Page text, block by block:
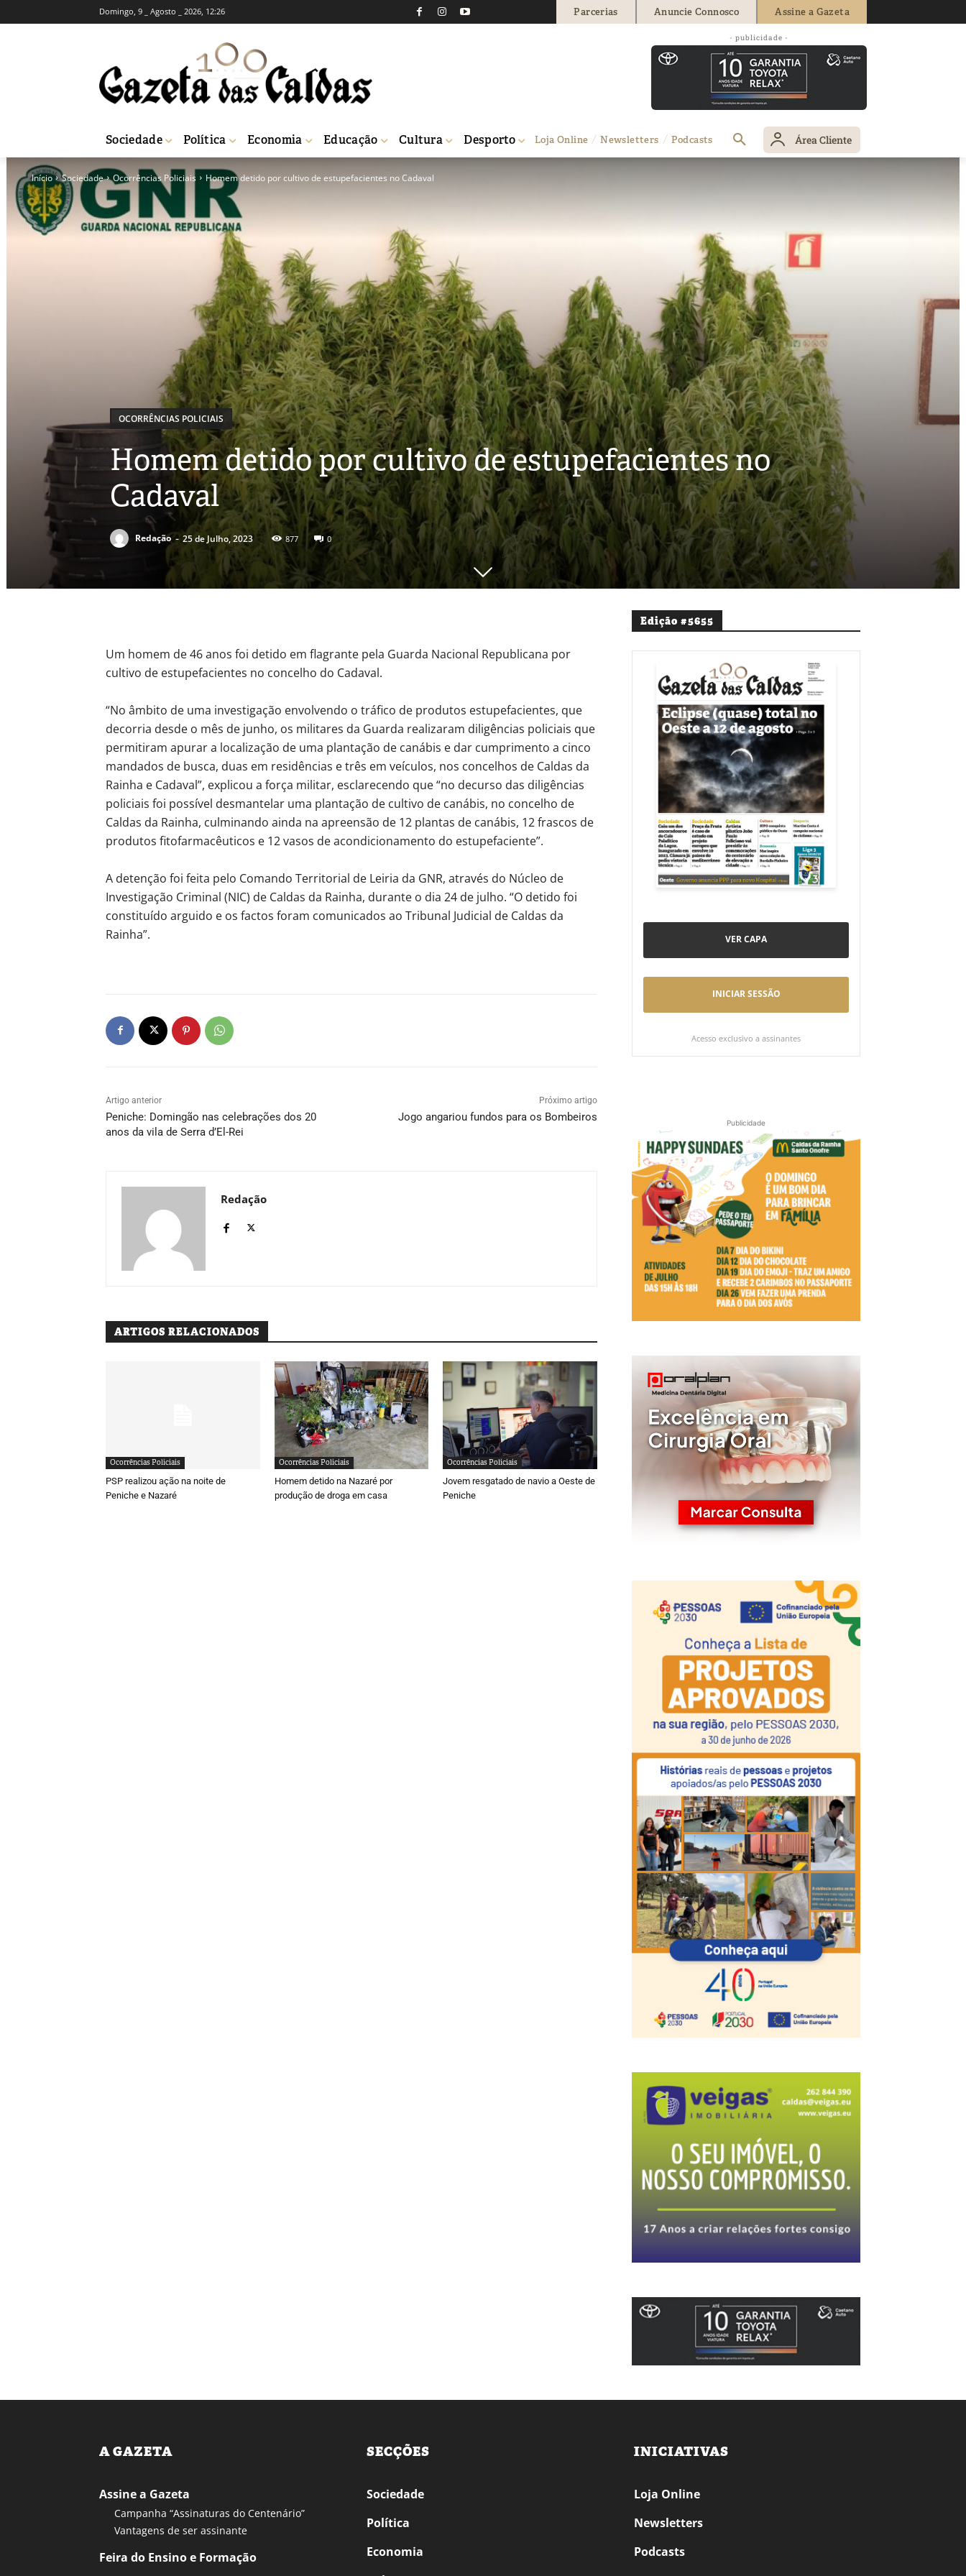
Domingo, 9 _ Agosto _ 2026, 12:26 Parcerias Anuncie Connosco Assine a Gazeta
- publicidade -
Sociedade Política Economia Educação Cultura Desporto Loja Online Newsletters Podcasts Área Cliente
Início Sociedade Ocorrências Policiais Homem detido por cultivo de estupefacientes no Cadaval
OCORRÊNCIAS POLICIAIS
Homem detido por cultivo de estupefacientes no
Cadaval
Redação - 25 de Julho, 2023 877 0
Um homem de 46 anos foi detido em flagrante pela Guarda Nacional Republicana por
cultivo de estupefacientes no concelho do Cadaval.
“No âmbito de uma investigação envolvendo o tráfico de produtos estupefacientes, que
decorria desde o mês de junho, os militares da Guarda realizaram diligências policiais que
permitiram apurar a localização de uma plantação de canábis e dar cumprimento a cinco
mandados de busca, duas em residências e três em veículos, nos concelhos de Caldas da
Rainha e Cadaval”, explicou a força militar, esclarecendo que “no decurso das diligências
policiais foi possível desmantelar uma plantação de cultivo de canábis, no concelho de
Caldas da Rainha, culminando ainda na apreensão de 12 plantas de canábis, 12 frascos de
produtos fitofarmacêuticos e 12 vasos de acondicionamento do estupefaciente”.
A detenção foi feita pelo Comando Territorial de Leiria da GNR, através do Núcleo de
Investigação Criminal (NIC) de Caldas da Rainha, durante o dia 24 de julho. “O detido foi
constituído arguido e os factos foram comunicados ao Tribunal Judicial de Caldas da
Rainha”.
Artigo anterior
Peniche: Domingão nas celebrações dos 20
anos da vila de Serra d’El-Rei
Próximo artigo
Jogo angariou fundos para os Bombeiros
Redação
ARTIGOS RELACIONADOS
Ocorrências Policiais
PSP realizou ação na noite de
Peniche e Nazaré
Ocorrências Policiais
Homem detido na Nazaré por
produção de droga em casa
Ocorrências Policiais
Jovem resgatado de navio a Oeste de
Peniche
Edição #5655
VER CAPA
INICIAR SESSÃO
Acesso exclusivo a assinantes
Publicidade
A GAZETA
Assine a Gazeta
Campanha “Assinaturas do Centenário”
Vantagens de ser assinante
Feira do Ensino e Formação
SECÇÕES
Sociedade
Política
Economia
INICIATIVAS
Loja Online
Newsletters
Podcasts